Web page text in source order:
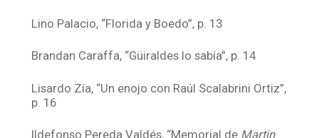
Lino Palacio, “Florida y Boedo”, p. 13
Brandan Caraffa, “Güiraldes lo sabía”, p. 14
Lisardo Zía, “Un enojo con Raúl Scalabrini Ortiz”,
p. 16
Ildefonso Pereda Valdés, “Memorial de Martin